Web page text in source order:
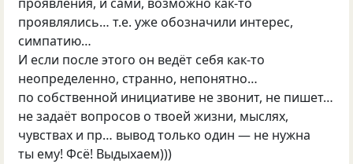
проявлялись… т.е. уже обозначили интерес,
симпатию…
И если после этого он ведёт себя как-то
неопределенно, странно, непонятно…
по собственной инициативе не звонит, не пишет…
не задаёт вопросов о твоей жизни, мыслях,
чувствах и пр… вывод только один — не нужна
ты ему! Фсё! Выдыхаем)))